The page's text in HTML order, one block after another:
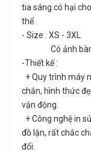
tia sáng có hại
thể.
- Size : XS - 3XL
Có ảnh bàng
-Thiết kế :
+ Quy trình máy
chắn, hình thức
vận động.
+ Công nghệ in
đồ lặn, rất chắc
đối.